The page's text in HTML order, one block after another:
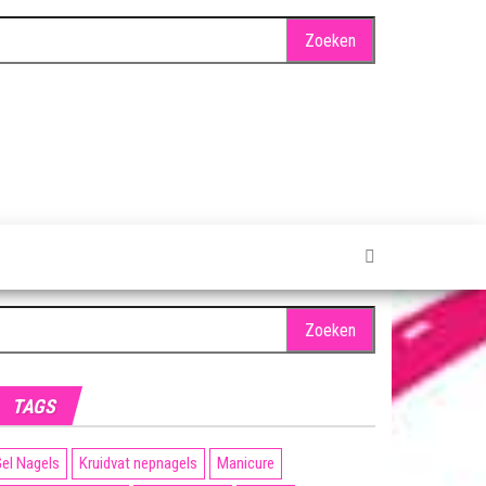
TAGS
Nagels Kruidvat nepnagels
Manicure